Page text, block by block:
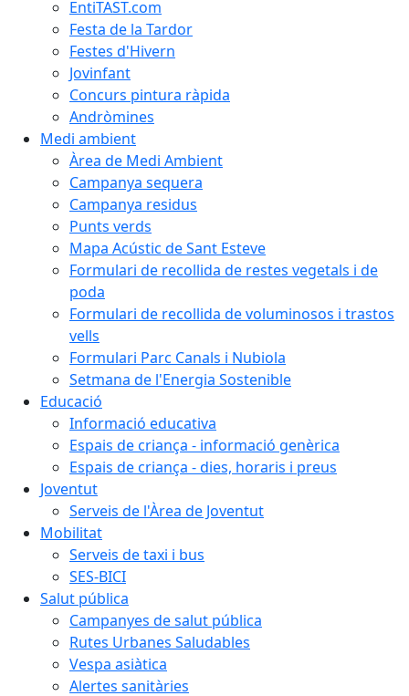
EntiTAST.com
Festa de la Tardor
Festes d'Hivern
Jovinfant
Concurs pintura ràpida
Andròmines
Medi ambient
Àrea de Medi Ambient
Campanya sequera
Campanya residus
Punts verds
Mapa Acústic de Sant Esteve
Formulari de recollida de restes vegetals i de
poda
Formulari de recollida de voluminosos i trastos
vells
Formulari Parc Canals i Nubiola
Setmana de l'Energia Sostenible
Educació
Informació educativa
Espais de criança - informació genèrica
Espais de criança - dies, horaris i preus
Joventut
Serveis de l'Àrea de Joventut
Mobilitat
Serveis de taxi i bus
SES-BICI
Salut pública
Campanyes de salut pública
Rutes Urbanes Saludables
Vespa asiàtica
Alertes sanitàries